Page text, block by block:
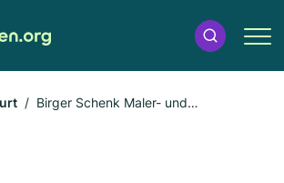
Birger Schenk Maler- und